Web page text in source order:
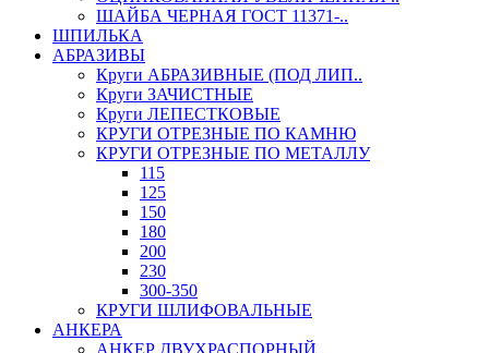
ШАЙБА ЧЕРНАЯ ГОСТ 11371-..
ШПИЛЬКА
АБРАЗИВЫ
Круги АБРАЗИВНЫЕ (ПОД ЛИП..
Круги ЗАЧИСТНЫЕ
Круги ЛЕПЕСТКОВЫЕ
КРУГИ ОТРЕЗНЫЕ ПО КАМНЮ
КРУГИ ОТРЕЗНЫЕ ПО МЕТАЛЛУ
115
125
150
180
200
230
300-350
КРУГИ ШЛИФОВАЛЬНЫЕ
АНКЕРА
АНКЕР ДВУХРАСПОРНЫЙ